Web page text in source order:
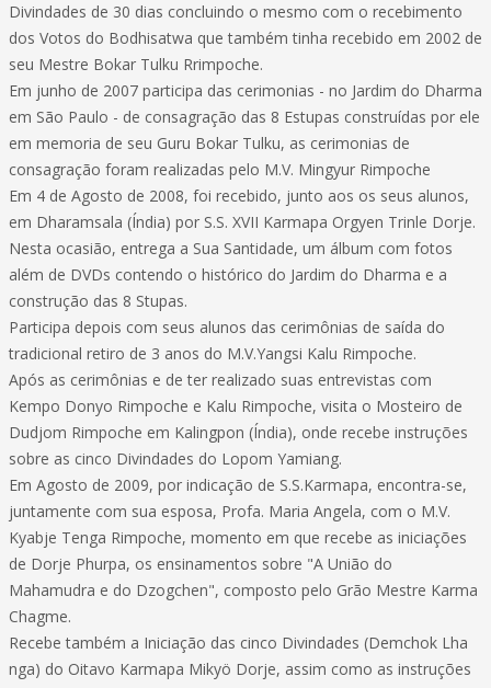
Divindades de 30 dias concluindo o mesmo com o recebimento
dos Votos do Bodhisatwa que também tinha recebido em 2002 de
seu Mestre Bokar Tulku Rrimpoche.
Em junho de 2007 participa das cerimonias - no Jardim do Dharma
em São Paulo - de consagração das 8 Estupas construídas por ele
em memoria de seu Guru Bokar Tulku, as cerimonias de
consagração foram realizadas pelo M.V. Mingyur Rimpoche
Em 4 de Agosto de 2008, foi recebido, junto aos os seus alunos,
em Dharamsala (Índia) por S.S. XVII Karmapa Orgyen Trinle Dorje.
Nesta ocasião, entrega a Sua Santidade, um álbum com fotos
além de DVDs contendo o histórico do Jardim do Dharma e a
construção das 8 Stupas.
Participa depois com seus alunos das cerimônias de saída do
tradicional retiro de 3 anos do M.V.Yangsi Kalu Rimpoche.
Após as cerimônias e de ter realizado suas entrevistas com
Kempo Donyo Rimpoche e Kalu Rimpoche, visita o Mosteiro de
Dudjom Rimpoche em Kalingpon (Índia), onde recebe instruções
sobre as cinco Divindades do Lopom Yamiang.
Em Agosto de 2009, por indicação de S.S.Karmapa, encontra-se,
juntamente com sua esposa, Profa. Maria Angela, com o M.V.
Kyabje Tenga Rimpoche, momento em que recebe as iniciações
de Dorje Phurpa, os ensinamentos sobre "A União do
Mahamudra e do Dzogchen", composto pelo Grão Mestre Karma
Chagme.
Recebe também a Iniciação das cinco Divindades (Demchok Lha
nga) do Oitavo Karmapa Mikyö Dorje, assim como as instruções